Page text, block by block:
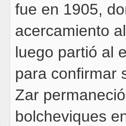
fue en 1905,
acercamiento
luego partió al
para confirmar
Zar
bolcheviques